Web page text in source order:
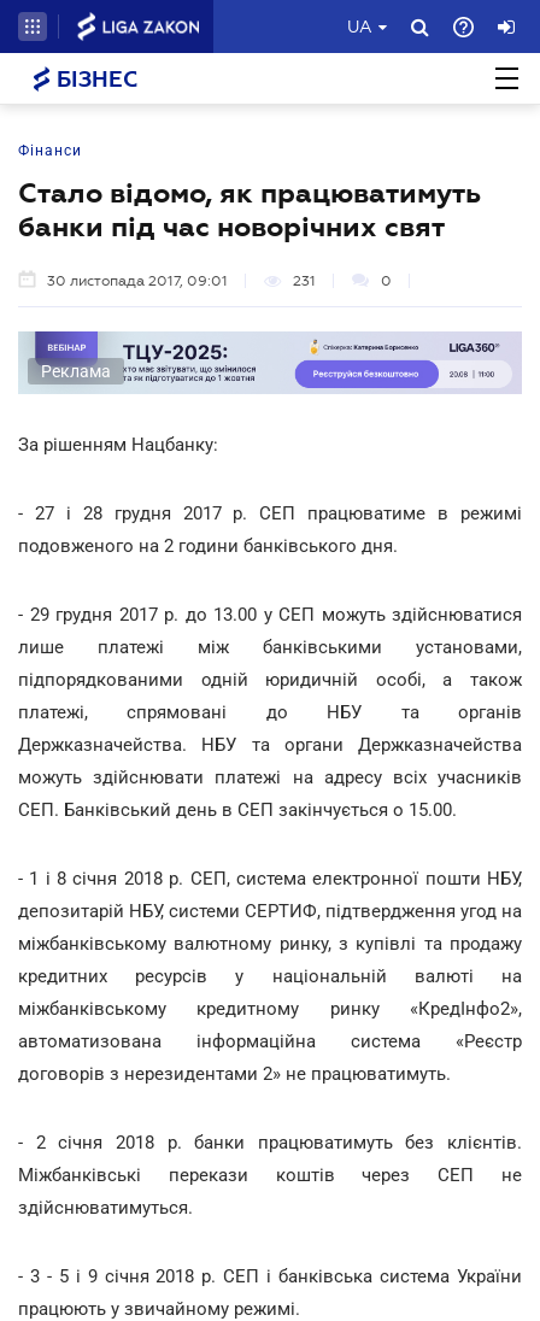
UA
БІЗНЕС
Фінанси
Стало відомо, як працюватимуть
банки під час новорічних свят
30 листопада 2017, 09:01 231 0
Реклама
За рішенням Нацбанку:
- 27 і 28 грудня 2017 р. СЕП працюватиме в режимі
подовженого на 2 години банківського дня.
- 29 грудня 2017 р. до 13.00 у СЕП можуть здійснюватися
лише платежі між банківськими установами,
підпорядкованими одній юридичній особі, а також
платежі, спрямовані до НБУ та органів
Держказначейства. НБУ та органи Держказначейства
можуть здійснювати платежі на адресу всіх учасників
СЕП. Банківський день в СЕП закінчується о 15.00.
- 1 і 8 січня 2018 р. СЕП, система електронної пошти НБУ,
депозитарій НБУ, системи СЕРТИФ, підтвердження угод на
міжбанківському валютному ринку, з купівлі та продажу
кредитних ресурсів у національній валюті на
міжбанківському кредитному ринку «КредІнфо2»,
автоматизована інформаційна система «Реєстр
договорів з нерезидентами 2» не працюватимуть.
- 2 січня 2018 р. банки працюватимуть без клієнтів.
Міжбанківські перекази коштів через СЕП не
здійснюватимуться.
- 3 - 5 і 9 січня 2018 р. СЕП і банківська система України
працюють у звичайному режимі.